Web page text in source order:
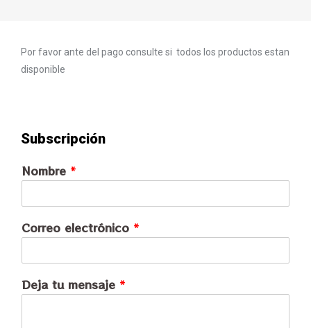
Por favor ante del pago consulte si todos los productos estan
disponible
Subscripción
Nombre *
Correo electrónico *
Deja tu mensaje *